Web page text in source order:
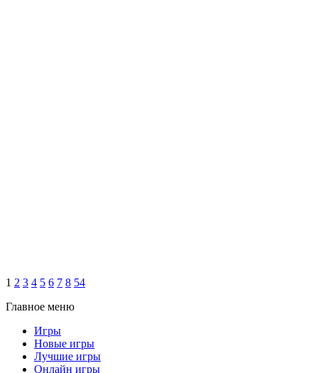
1 2 3 4 5 6 7 8 54
Главное меню
Игры
Новые игры
Лучшие игры
Онлайн игры